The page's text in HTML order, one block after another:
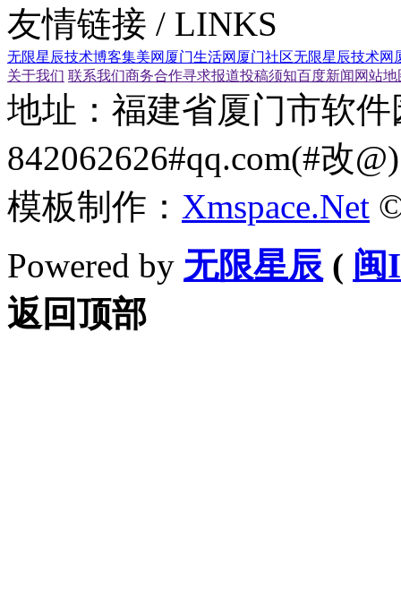
友情链接 / LINKS
无限星辰技术博客集美网 厦门生活网 厦门社区无限星辰技术网
关于我们 联系我们商务合作寻求报道投稿须知百度新闻 网站地
地址：福建省厦门
842062626#qq.com(#改@)
模板制作： Xmspace.Net
Powered by 无限星辰 ( 闽
返回顶部